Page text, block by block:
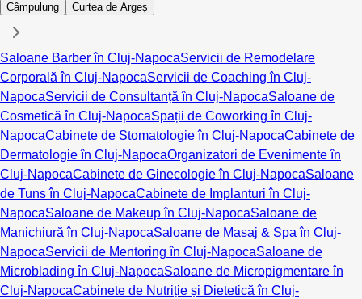
Câmpulung
Curtea de Argeș
Saloane Barber în Cluj-NapocaServicii de Remodelare
Corporală în Cluj-NapocaServicii de Coaching în Cluj-
NapocaServicii de Consultanță în Cluj-NapocaSaloane de
Cosmetică în Cluj-NapocaSpații de Coworking în Cluj-
NapocaCabinete de Stomatologie în Cluj-NapocaCabinete de
Dermatologie în Cluj-NapocaOrganizatori de Evenimente în
Cluj-NapocaCabinete de Ginecologie în Cluj-NapocaSaloane
de Tuns în Cluj-NapocaCabinete de Implanturi în Cluj-
NapocaSaloane de Makeup în Cluj-NapocaSaloane de
Manichiură în Cluj-NapocaSaloane de Masaj & Spa în Cluj-
NapocaServicii de Mentoring în Cluj-NapocaSaloane de
Microblading în Cluj-NapocaSaloane de Micropigmentare în
Cluj-NapocaCabinete de Nutriție și Dietetică în Cluj-